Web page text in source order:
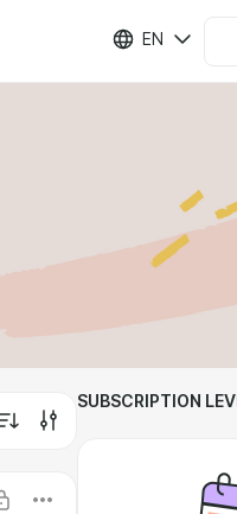
EN
SUBSCRIPTION